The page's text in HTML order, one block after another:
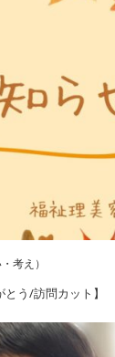
考え）
う/訪問カット】